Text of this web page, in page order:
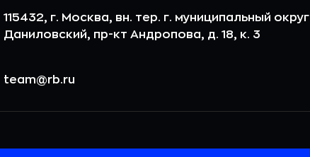
115432, г. Москва, вн. тер. г. муниципальный округ
Даниловский, пр-кт Андропова, д. 18, к. 3
team@rb.ru